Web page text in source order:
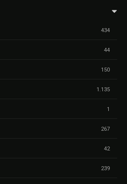
434
44
150
1.135
1
267
42
239